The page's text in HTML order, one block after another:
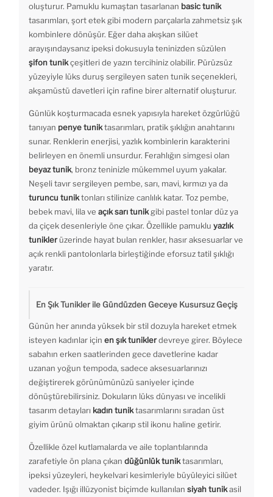
oluşturur. Pamuklu kumaştan tasarlanan basic tunik
tasarımları, şort etek gibi modern parçalarla zahmetsiz şık
kombinlere dönüşür. Eğer daha akışkan silüet
arayışındaysanız ipeksi dokusuyla teninizden süzülen
şifon tunikçeşitleri de yazın tercihiniz olabilir. Pürüzsüz
yüzeyiyle lüks duruş sergileyen saten tunik seçenekleri,
akşamüstü davetleri için rafine birer alternatif oluşturur.
Günlük koşturmacada esnek yapısıyla hareket özgürlüğü
tanıyan penye tuniktasarımları, pratik şıklığın anahtarını
sunar. Renklerin enerjisi, yazlık kombinlerin karakterini
belirleyen en önemli unsurdur. Ferahlığın simgesi olan
beyaz tunik, bronz teninizle mükemmel uyum yakalar.
Neşeli tavır sergileyen pembe, sarı, mavi, kırmızı ya da
turuncu tuniktonları stilinize canlılık katar. Toz pembe,
bebek mavi, lila ve açık sarı tunik gibi pastel tonlar düz ya
da çiçek desenleriyle öne çıkar. Özellikle pamuklu yazlık
tuniklerüzerinde hayat bulan renkler, hasır aksesuarlar ve
açık renkli pantolonlarla birleştiğinde eforsuz tatil şıklığı
yaratır.
En Şık Tunikler ile Gündüzden Geceye Kusursuz Geçiş
Günün her anında yüksek bir stil dozuyla hareket etmek
isteyen kadınlar için en şık tuniklerdevreye girer. Böylece
sabahın erken saatlerinden gece davetlerine kadar
uzanan yoğun tempoda, sadece aksesuarlarınızı
değiştirerek görünümünüzü saniyeler içinde
dönüştürebilirsiniz. Dokuların lüks dünyası ve incelikli
tasarım detayları kadın tuniktasarımlarını sıradan üst
giyim ürünü olmaktan çıkarıp stil ikonu haline getirir.
Özellikle özel kutlamalarda ve aile toplantılarında
zarafetiyle ön plana çıkan düğünlük tuniktasarımları,
ipeksi yüzeyleri, heykelvari kesimleriyle büyüleyici silüet
vadeder. Işığı illüzyonist biçimde kullanılan siyah tunikasil